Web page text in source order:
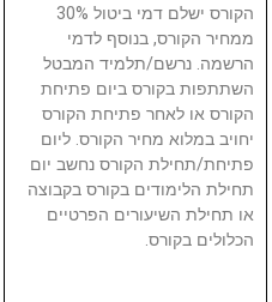
הקורס ישלם דמי ביטול 30%
ממחיר הקורס, בנוסף לדמי
הרשמה. נרשם/תלמיד המבטל
השתתפות בקורס ביום פתיחת
הקורס או לאחר פתיחת הקורס
יחויב במלוא מחיר הקורס. ליום
פתיחת/תחילת הקורס נחשב יום
תחילת הלימודים בקורס בקבוצה
או תחילת השיעורים הפרטיים
הכלולים בקורס.